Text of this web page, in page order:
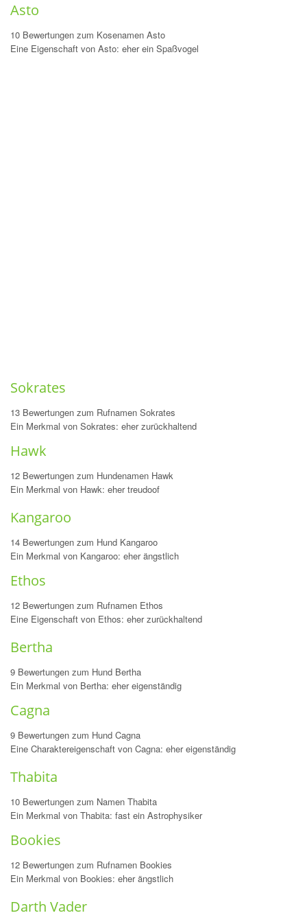
Asto
10 Bewertungen zum Kosenamen Asto
Eine Eigenschaft von Asto: eher ein Spaßvogel
Sokrates
13 Bewertungen zum Rufnamen Sokrates
Ein Merkmal von Sokrates: eher zurückhaltend
Hawk
12 Bewertungen zum Hundenamen Hawk
Ein Merkmal von Hawk: eher treudoof
Kangaroo
14 Bewertungen zum Hund Kangaroo
Ein Merkmal von Kangaroo: eher ängstlich
Ethos
12 Bewertungen zum Rufnamen Ethos
Eine Eigenschaft von Ethos: eher zurückhaltend
Bertha
9 Bewertungen zum Hund Bertha
Ein Merkmal von Bertha: eher eigenständig
Cagna
9 Bewertungen zum Hund Cagna
Eine Charaktereigenschaft von Cagna: eher eigenständig
Thabita
10 Bewertungen zum Namen Thabita
Ein Merkmal von Thabita: fast ein Astrophysiker
Bookies
12 Bewertungen zum Rufnamen Bookies
Ein Merkmal von Bookies: eher ängstlich
Darth Vader